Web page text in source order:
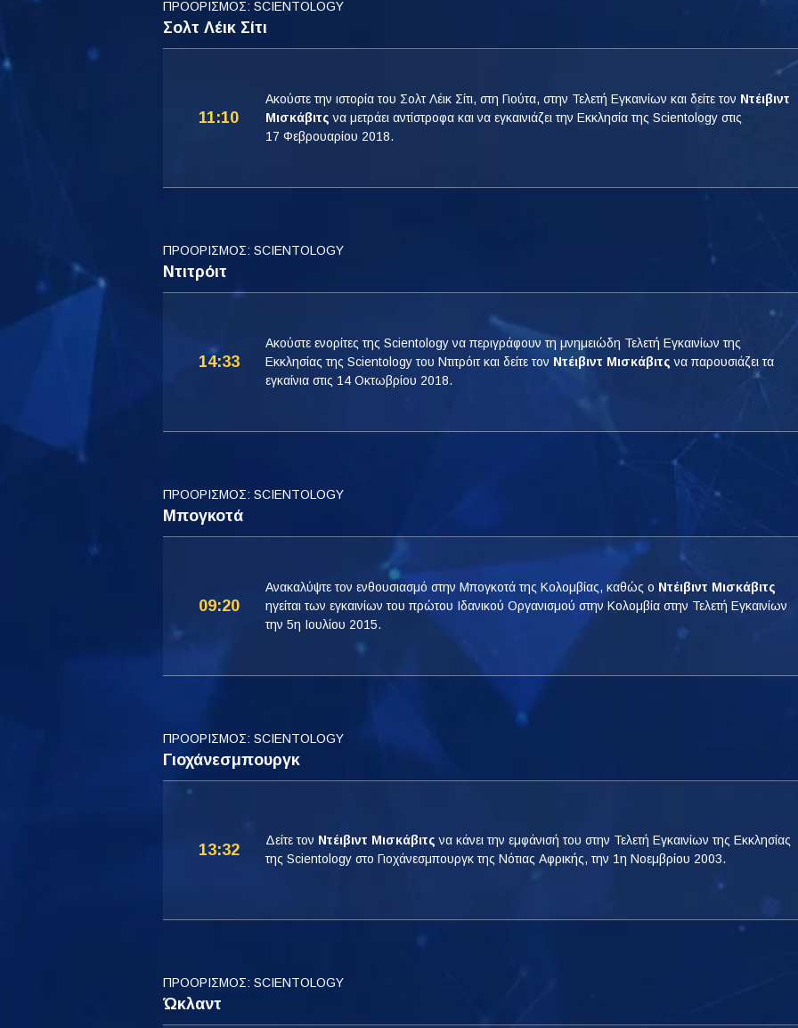
ΠΡΟΟΡΙΣΜΟΣ: SCIENTOLOGY
Σολτ Λέικ Σίτι
11:10
Ακούστε την ιστορία του Σολτ Λέικ Σίτι, στη Γιούτα, στην Τελετή Εγκαινίων και δείτε τον Ντέιβιντ
Μισκάβιτς να μετράει αντίστροφα και να εγκαινιάζει την Εκκλησία της Scientology στις
17 Φεβρουαρίου 2018.
ΠΡΟΟΡΙΣΜΟΣ: SCIENTOLOGY
Ντιτρόιτ
14:33
Ακούστε ενορίτες της Scientology να περιγράφουν τη μνημειώδη Τελετή Εγκαινίων της
Εκκλησίας της Scientology του Ντιτρόιτ και δείτε τον Ντέιβιντ Μισκάβιτς να παρουσιάζει τα
εγκαίνια στις 14 Οκτωβρίου 2018.
ΠΡΟΟΡΙΣΜΟΣ: SCIENTOLOGY
Μπογκοτά
09:20
Ανακαλύψτε τον ενθουσιασμό στην Μπογκοτά της Κολομβίας, καθώς ο Ντέιβιντ Μισκάβιτς
ηγείται των εγκαινίων του πρώτου Ιδανικού Οργανισμού στην Κολομβία στην Τελετή Εγκαινίων
την 5η Ιουλίου 2015.
ΠΡΟΟΡΙΣΜΟΣ: SCIENTOLOGY
Γιοχάνεσμπουργκ
13:32
Δείτε τον Ντέιβιντ Μισκάβιτς να κάνει την εμφάνισή του στην Τελετή Εγκαινίων της Εκκλησίας
της Scientology στο Γιοχάνεσμπουργκ της Νότιας Αφρικής, την 1η Νοεμβρίου 2003.
ΠΡΟΟΡΙΣΜΟΣ: SCIENTOLOGY
Ώκλαντ